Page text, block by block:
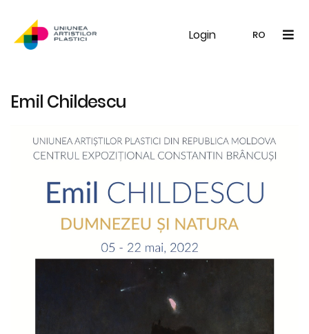
Login RO
UAP Galerie Noutăți
Emil Childescu